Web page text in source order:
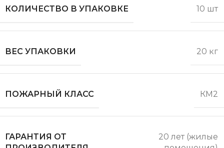
КОЛИЧЕСТВО В УПАКОВКЕ 10 шт
ВЕС УПАКОВКИ 20 кг
ПОЖАРНЫЙ КЛАСС КМ2
ГАРАНТИЯ ОТ
20 лет (жилые